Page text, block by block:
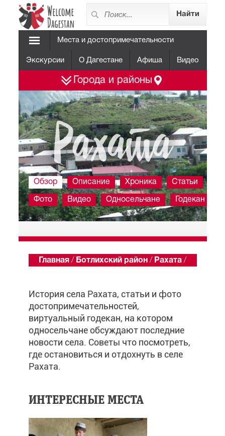
Места и достопримечательности
Экскурсии О Дагестане Афиша Видео
Города и районы
Рахата
Обзор Описание Хроника Статьи
Фото Видео Односельчане Годекан
Главная / Ботлихский район / Рахата /
История села Рахата, статьи и фото
достопримечательностей,
виртуальный годекан, на котором
односельчане обсуждают последние
новости села. Советы что посмотреть,
где остановиться и отдохнуть в селе
Рахата.
ИНТЕРЕСНЫЕ МЕСТА